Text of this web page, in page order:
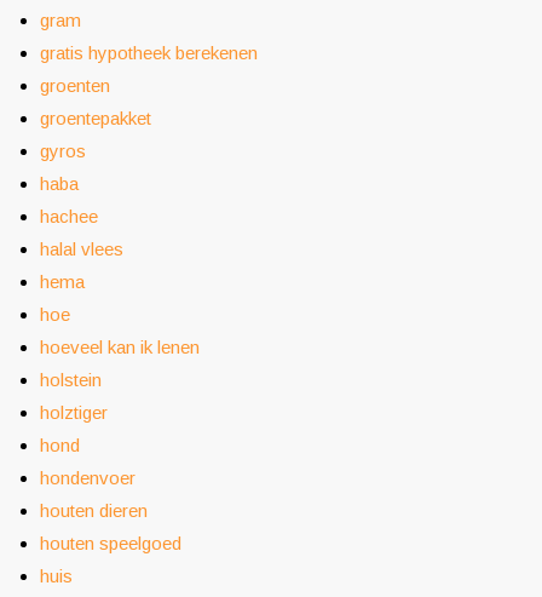
gram
gratis hypotheek berekenen
groenten
groentepakket
gyros
haba
hachee
halal vlees
hema
hoe
hoeveel kan ik lenen
holstein
holztiger
hond
hondenvoer
houten dieren
houten speelgoed
huis